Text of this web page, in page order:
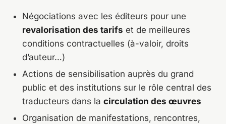
Négociations avec les éditeurs pour une
revalorisation des tarifs et de meilleures
conditions contractuelles (à-valoir, droits
d’auteur…)
Actions de sensibilisation auprès du grand
public et des institutions sur le rôle central des
traducteurs dans la circulation des œuvres
Organisation de manifestations, rencontres,